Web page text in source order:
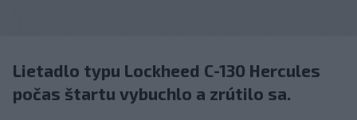
Lietadlo typu Lockheed C-130 Hercules
počas štartu vybuchlo a zrútilo sa.